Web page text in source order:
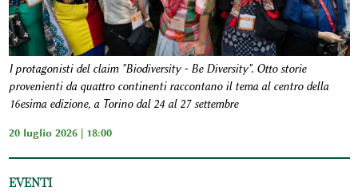
I protagonisti del claim "Biodiversity - Be Diversity". Otto storie
provenienti da quattro continenti raccontano il tema al centro della
16esima edizione, a Torino dal 24 al 27 settembre
20 luglio 2026 | 18:00
EVENTI